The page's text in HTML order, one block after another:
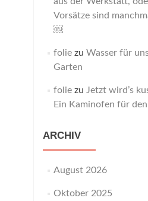
Vorsätze sind
￼
foliezu Wasser für
Garten
foliezu Jetzt wird’s
Ein Kaminofen für
ARCHIV
August 2026
Oktober 2025